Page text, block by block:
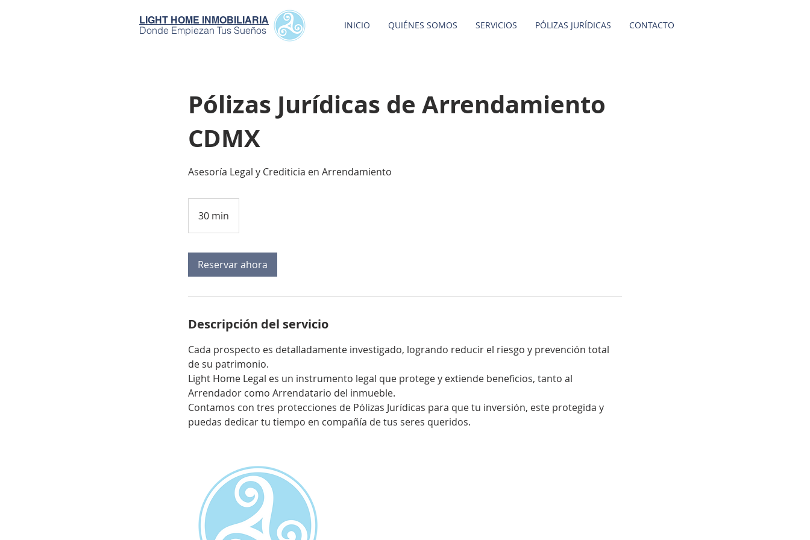
LIGHT HOME INMOBILIARIA
Donde Empiezan Tus Sueños INICIO QUIÉNES SOMOS SERVICIOS PÓLIZAS JURÍDICAS CONTACTO
Pólizas Jurídicas de Arrendamiento
CDMX
Asesoría Legal y Crediticia en Arrendamiento
30 min
0
i
Reservar ahora
Descripción del servicio
Cada prospecto es detalladamente investigado, logrando reducir el riesgo y prevención total
de su patrimonio.
Light Home Legal es un instrumento legal que protege y extiende beneficios, tanto al
Arrendador como Arrendatario del inmueble.
Contamos con tres protecciones de Pólizas Jurídicas para que tu inversión, este protegida y
puedas dedicar tu tiempo en compañía de tus seres queridos.